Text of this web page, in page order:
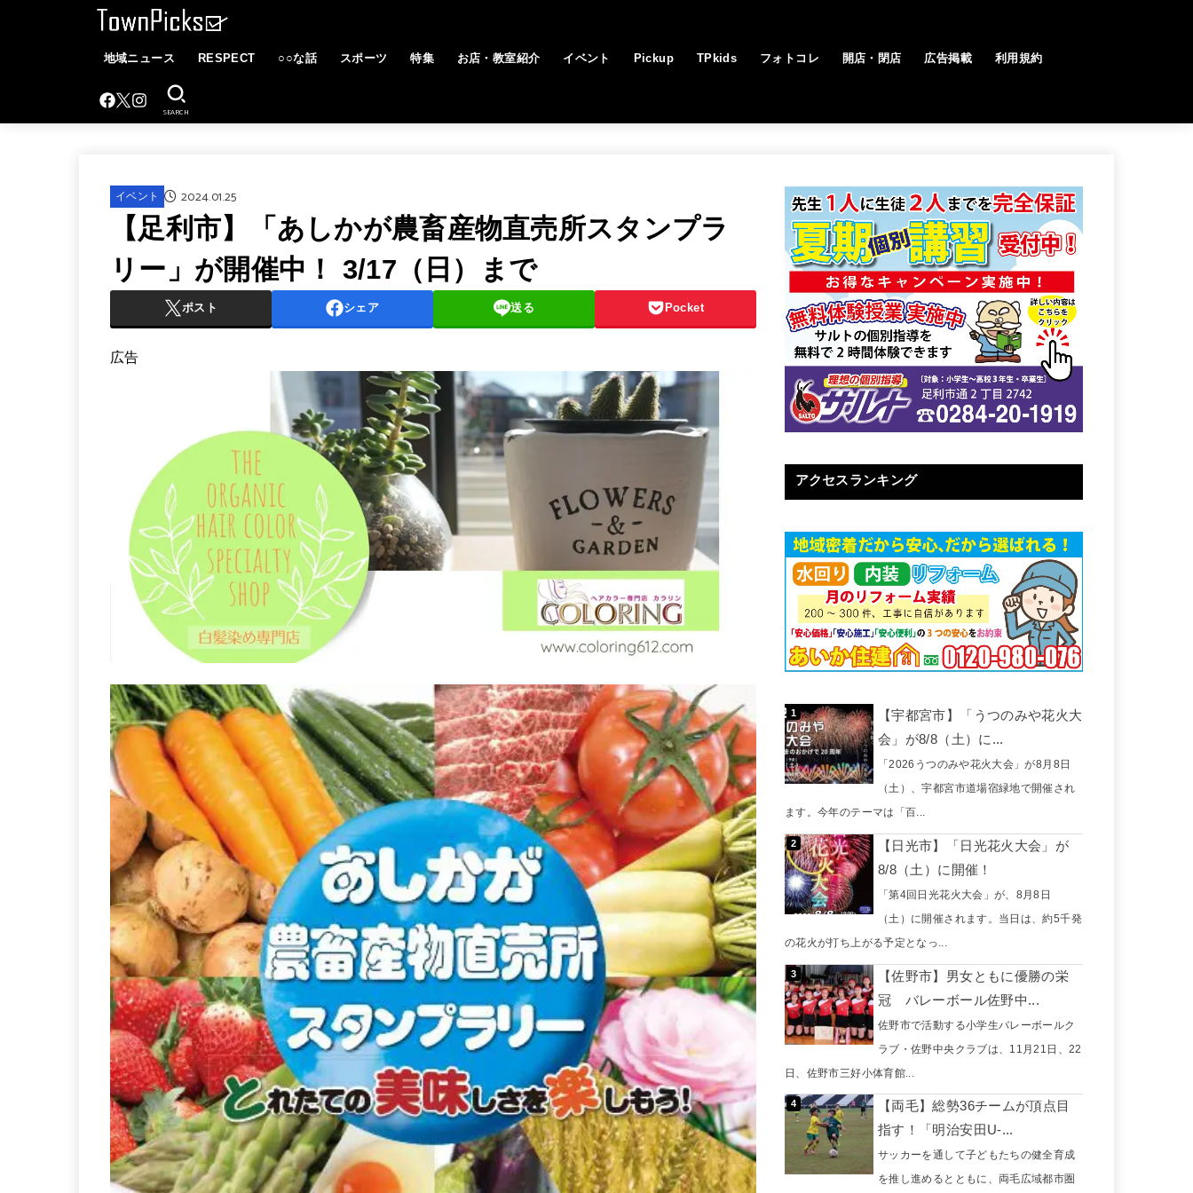
地域ニュース RESPECT ○○な話 スポーツ 特集 お店・教室紹介 イベント Pickup TPkids フォトコレ 開店・閉店 広告掲載 利用規約
SEARCH
イベント 2024.01.25
【足利市】「あしかが農畜産物直売所スタンプラ
リー」が開催中！ 3/17（日）まで
ポスト シェア 送る Pocket
広告
アクセスランキング
【宇都宮市】「うつのみや花火大
会」が8/8（土）に...
「2026うつのみや花火大会」が8月8日
（土）、宇都宮市道場宿緑地で開催され
ます。今年のテーマは「百...
【日光市】「日光花火大会」が
8/8（土）に開催！
「第4回日光花火大会」が、8月8日
（土）に開催されます。当日は、約5千発
の花火が打ち上がる予定となっ...
【佐野市】男女ともに優勝の栄
冠 バレーボール佐野中...
佐野市で活動する小学生バレーボールク
ラブ・佐野中央クラブは、11月21日、22
日、佐野市三好小体育館...
【両毛】総勢36チームが頂点目
指す！「明治安田U-...
サッカーを通して子どもたちの健全育成
を推し進めるとともに、両毛広域都市圏